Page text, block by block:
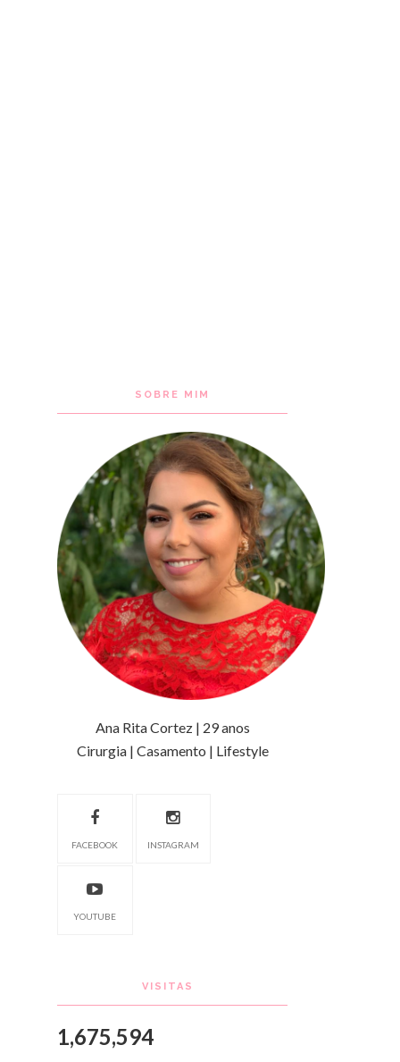
SOBRE MIM
Ana Rita Cortez | 29 anos
Cirurgia | Casamento | Lifestyle
FACEBOOK INSTAGRAM
YOUTUBE
VISITAS
1,675,594